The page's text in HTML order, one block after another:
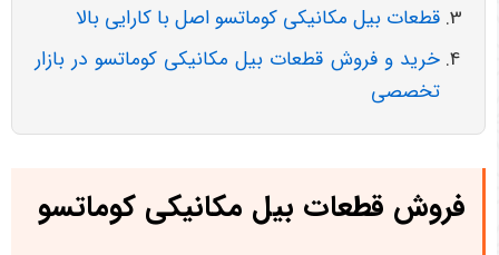
قطعات بیل مکانیکی کوماتسو اصل با کارایی بالا
خرید و فروش قطعات بیل مکانیکی کوماتسو در بازار
تخصصی
فروش قطعات بیل مکانیکی کوماتسو